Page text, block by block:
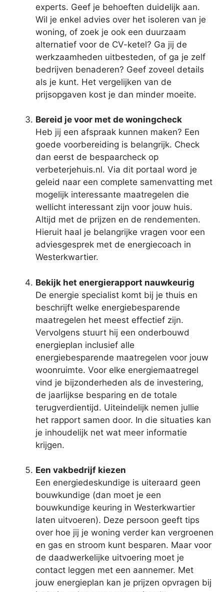
experts. Geef je behoeften duidelijk aan.
Wil je enkel advies over het isoleren van je
woning, of zoek je ook een duurzaam
alternatief voor de CV-ketel? Ga jij de
werkzaamheden uitbesteden, of ga je zelf
bedrijven benaderen? Geef zoveel details
als je kunt. Het vergelijken van de
prijsopgaven kost je dan minder moeite.
Bereid je voor met de woningcheck
Heb jij een afspraak kunnen maken? Een
goede voorbereiding is belangrijk. Check
dan eerst de bespaarcheck op
verbeterjehuis.nl. Via dit portaal word je
geleid naar een complete samenvatting met
mogelijk interessante maatregelen die
wellicht interessant zijn voor jouw huis.
Altijd met de prijzen en de rendementen.
Hieruit haal je belangrijke vragen voor een
adviesgesprek met de energiecoach in
Westerkwartier.
Bekijk het energierapport nauwkeurig
De energie specialist komt bij je thuis en
beschrijft welke energiebesparende
maatregelen het meest effectief zijn.
Vervolgens stuurt hij een onderbouwd
energieplan inclusief alle
energiebesparende maatregelen voor jouw
woonruimte. Voor elke energiemaatregel
vind je bijzonderheden als de investering,
de jaarlijkse besparing en de totale
terugverdientijd. Uiteindelijk nemen jullie
het rapport samen door. In die situaties kan
je inhoudelijk net wat meer informatie
krijgen.
Een vakbedrijf kiezen
Een energiedeskundige is uiteraard geen
bouwkundige (dan moet je een
bouwkundige keuring in Westerkwartier
laten uitvoeren). Deze persoon geeft tips
over hoe jij je woning verder kan vergroenen
en gas en stroom kunt besparen. Maar voor
de daadwerkelijke uitvoering moet je
contact leggen met een aannemer. Met
jouw energieplan kan je prijzen opvragen bij